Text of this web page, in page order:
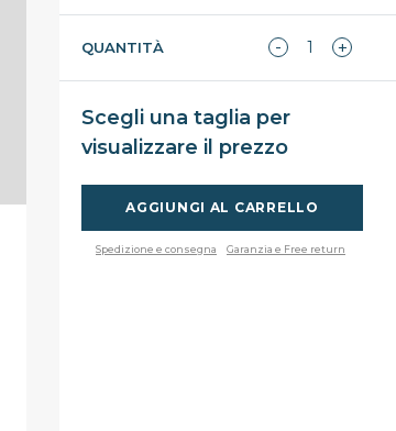
QUANTITÀ
Scegli una taglia per
visualizzare il prezzo
AGGIUNGI AL CARRELLO
Spedizione e consegna Garanzia e Free return